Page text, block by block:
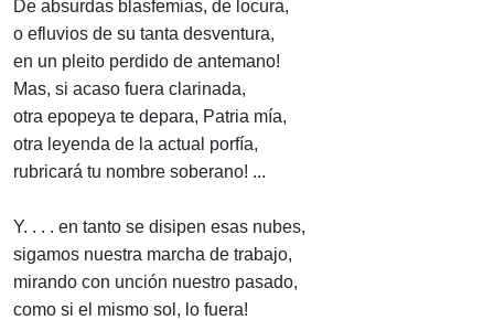
De absurdas blasfemias, de locura,
o efluvios de su tanta desventura,
en un pleito perdido de antemano!
Mas, si acaso fuera clarinada,
otra epopeya te depara, Patria mía,
otra leyenda de la actual porfía,
rubricará tu nombre soberano! ...
Y. . . . en tanto se disipen esas nubes,
sigamos nuestra marcha de trabajo,
mirando con unción nuestro pasado,
como si el mismo sol, lo fuera!